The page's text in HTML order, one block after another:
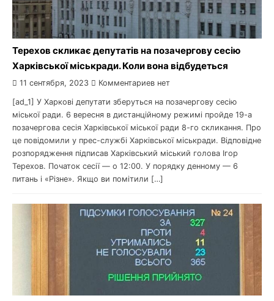
Терехов скликає депутатів на позачергову сесію
Харківської міськради. Коли вона відбудеться
11 сентября, 2023 Комментариев нет
[ad_1] У Харкові депутати зберуться на позачергову сесію
міської ради. 6 вересня в дистанційному режимі пройде 19-а
позачергова сесія Харківської міської ради 8-го скликання. Про
це повідомили у прес-службі Харківської міськради. Відповідне
розпорядження підписав Харківський міський голова Ігор
Терехов. Початок сесії — о 12:00. У порядку денному — 6
питань і «Різне». Якщо ви помітили […]